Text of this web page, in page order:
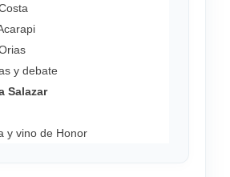
y debate
Salazar
y vino de Honor